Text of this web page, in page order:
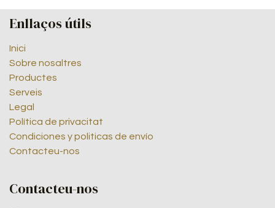
Enllaços útils
Inici
Sobre nosaltres
Productes
Serveis
Legal
Política de privacitat
Condiciones y politicas de envío
Contacteu-nos
Contacteu-nos